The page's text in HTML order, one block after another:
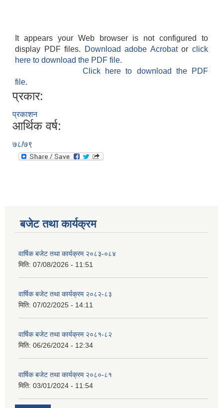
It appears your Web browser is not configured to
display PDF files.
Download adobe Acrobatorclick
here to download the PDF file.
Click here to download the PDF
file.
प्रकार:
प्रकाशन
आर्थिक वर्ष:
७८/७९
बजेट तथा कार्यक्रम
वार्षिक बजेट तथा कार्यक्रम २०८३-०८४
मिति: 07/08/2026 - 11:51
वार्षिक बजेट तथा कार्यक्रम २०८२-८३
मिति: 07/02/2025 - 14:11
वार्षिक बजेट तथा कार्यक्रम २०८१-८२
मिति: 06/26/2024 - 12:34
वार्षिक बजेट तथा कार्यक्रम २०८०-८१
मिति: 03/01/2024 - 11:54